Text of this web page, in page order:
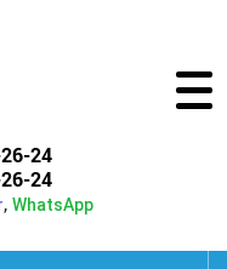
24
24
, WhatsApp